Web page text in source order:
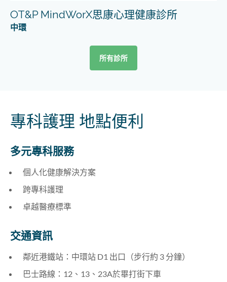
OT&P MindWorX思康心理健康診所
中環
所有診所
專科護理 地點便利
多元專科服務
個人化健康解決方案
跨專科護理
卓越醫療標準
交通資訊
鄰近港鐵站：中環站 D1 出口（步行約 3 分鐘）
巴士路線：12、13、23A於畢打街下車